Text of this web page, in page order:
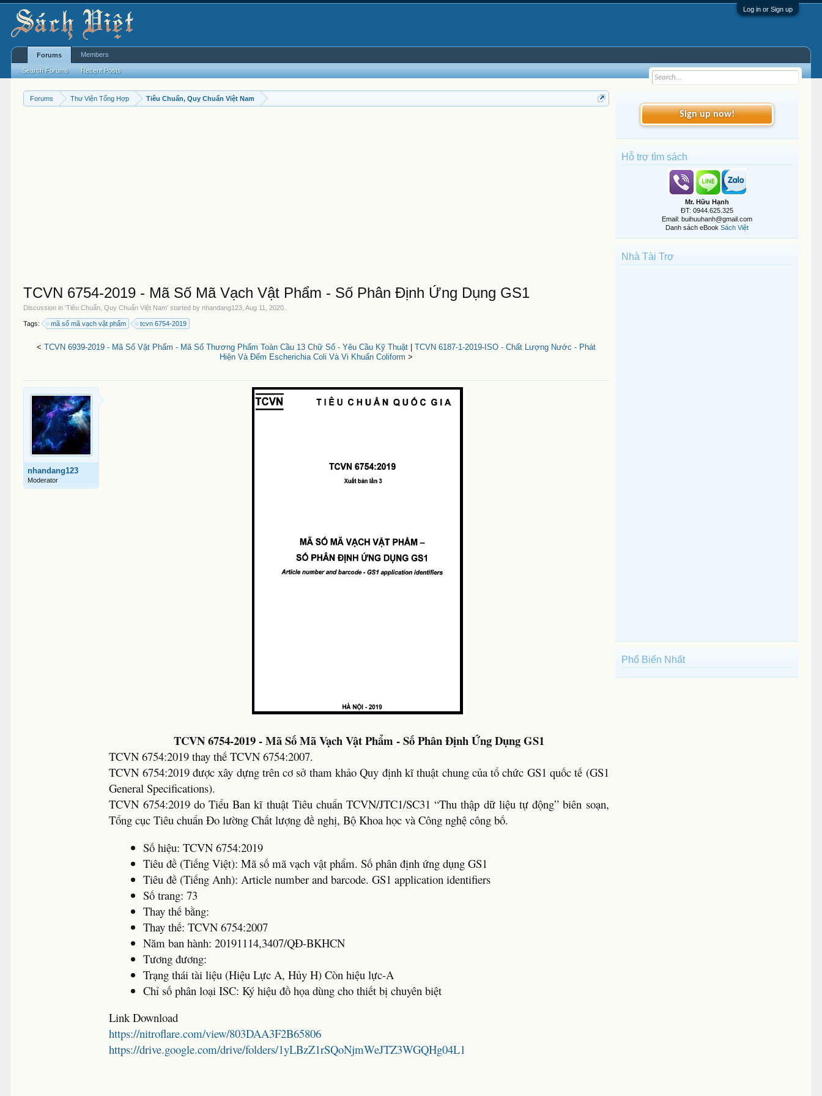
Log in or Sign up
Forums Thư Viện Tổng Hợp Tiêu Chuẩn, Quy Chuẩn Việt Nam
TCVN 6754-2019 - Mã Số Mã Vạch Vật Phẩm - Số Phân Định Ứng Dụng GS1
Discussion in 'Tiêu Chuẩn, Quy Chuẩn Việt Nam' started bynhandang123 ,Aug 11, 2020
Tags: mã số mã vạch vật phẩm tcvn 6754-2019
< TCVN 6939-2019 - Mã Số Vật Phẩm - Mã Số Thương Phẩm Toàn Cầu 13 Chữ Số - Yêu Cầu Kỹ Thuật
TCVN 6187-1-2019-ISO - Chất Lượng Nước - Phát
Hiện Và Đếm Escherichia Coli Và Vi Khuẩn Coliform >
nhandang123
Moderator
TCVN 6754-2019 - Mã Số Mã Vạch Vật Phẩm - Số Phân Định Ứng Dụng GS1
TCVN 6754:2019 thay thế TCVN 6754:2007.
TCVN 6754:2019 được xây dựng trên cơ sở tham khảo Quy định kĩ thuật chung của tổ chức GS1 quốc tế (GS1
General Specifications).
TCVN 6754:2019 do Tiểu Ban kĩ thuật Tiêu chuẩn TCVN/JTC1/SC31 “Thu thập dữ liệu tự động” biên soạn,
Tổng cục Tiêu chuẩn Đo lường Chất lượng đề nghị, Bộ Khoa học và Công nghệ công bố.
Số hiệu: TCVN 6754:2019
Tiêu đề (Tiếng Việt): Mã số mã vạch vật phẩm. Số phân định ứng dụng GS1
Tiêu đề (Tiếng Anh): Article number and barcode. GS1 application identifiers
Số trang: 73
Thay thế bằng:
Thay thế: TCVN 6754:2007
Năm ban hành: 20191114,3407/QĐ-BKHCN
Tương đương:
Trạng thái tài liệu (Hiệu Lực A, Hủy H) Còn hiệu lực-A
Chỉ số phân loại ISC: Ký hiệu đồ họa dùng cho thiết bị chuyên biệt
Link Download
https://nitroflare.com/view/803DAA3F2B65806
https://drive.google.com/drive/folders/1yLBzZ1rSQoNjmWeJTZ3WGQHg04L1
Sign up now!
Hỗ trợ tìm sách
Mr. Hữu Hạnh
ĐT: 0944.625.325
Email: buihuuhanh@gmail.com
Danh sách eBook Sách Việt
Nhà Tài Trợ
Phổ Biến Nhất
Forums
Search Forums Recent Posts
Members